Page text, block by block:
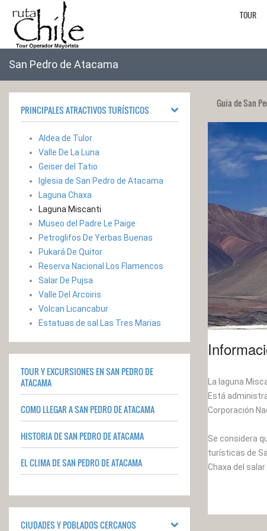
TOUR
San Pedro de Atacama
PRINCIPALES ATRACTIVOS TURÍSTICOS
Aldea de Tulor
Valle De La Luna
Geiser del Tatio
Iglesia de San Pedro de Atacama
Laguna Chaxa
Laguna Miscanti
Museo del Padre Le Paige
Petroglifos De Yerbas Buenas
Pukará De Quitor
Reserva Nacional Los Flamencos
Salar De Pujsa
Valle Del Arcoiris
Volcan Licancabur
Estatuas de sal Las Tres Marias
TOUR Y EXCURSIONES EN SAN PEDRO DE
ATACAMA
COMO LLEGAR A SAN PEDRO DE ATACAMA
HISTORIA DE SAN PEDRO DE ATACAMA
EL CLIMA DE SAN PEDRO DE ATACAMA
CIUDADES Y POBLADOS CERCANOS
Guia de San
La laguna
Está
Corporación
Se considera
turísticas de
Chaxa del